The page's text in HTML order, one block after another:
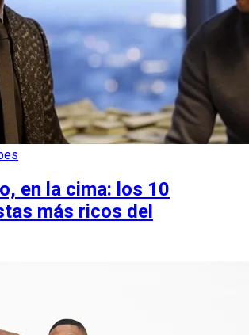
en la cima: los 10
más ricos del